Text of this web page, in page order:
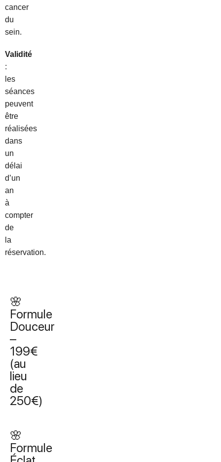
cancer
du
sein.
Validité
:
les
séances
peuvent
être
réalisées
dans
un
délai
d’un
an
à
compter
de
la
réservation.
🌸
Formule
Douceur
–
199€
(au
lieu
de
250€)
🌸
Formule